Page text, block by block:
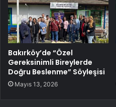
Bakırköy’de “Özel
Gereksinimli Bireylerde
Doğru Beslenme” Söyleşisi
Mayıs 13, 2026